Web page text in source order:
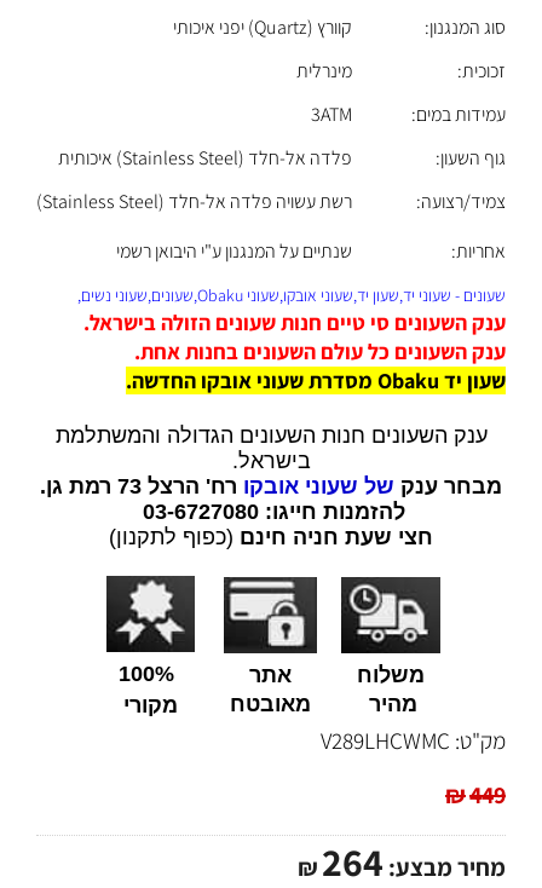
סוג המנגנון:
קוורץ (Quartz) יפני איכותי
זכוכית:
מינרלית
עמידות במים:
3ATM
גוף השעון:
פלדה אל-חלד (Stainless Steel) איכותית
צמיד/רצועה:
רשת עשויה פלדה אל-חלד (Stainless Steel)
אחריות:
שנתיים על המנגנון ע"י היבואן רשמי
שעונים - שעוני יד,שעון יד,שעוני אובקו,שעוני Obaku,שעונים,שעוני נשים,
ענק השעונים סי טיים חנות שעונים הזולה בישראל.
ענק השעונים כל עולם השעונים בחנות אחת.
שעון יד Obaku מסדרת שעוני אובקו החדשה.
ענק השעונים חנות השעונים הגדולה והמשתלמת
בישראל.
מבחר ענק של שעוני אובקו רח' הרצל 73 רמת גן.
להזמנות חייגו: 03-6727080
חצי שעת חניה חינם (כפוף לתקנון)
משלוח
מהיר
אתר
מאובטח
100%
מקורי
מק"ט: V289LHCWMC
₪449
מחיר מבצע: ₪264